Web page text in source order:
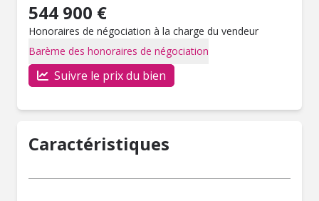
544 900 €
Honoraires de négociation à la charge du vendeur
Barème des honoraires de négociation
Suivre le prix du bien
Caractéristiques